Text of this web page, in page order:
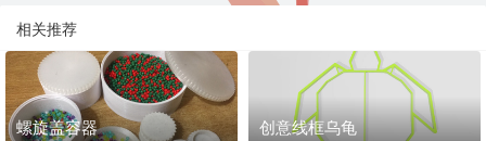
相关推荐
螺旋盖容器 创意线框乌龟